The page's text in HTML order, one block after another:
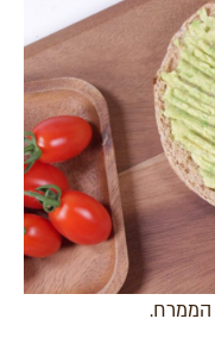
הממרח.